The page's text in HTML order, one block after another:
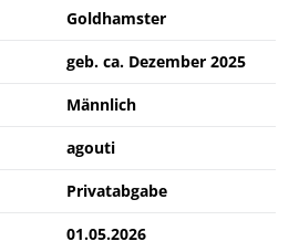
Goldhamster
geb. ca. Dezember 2025
Männlich
agouti
Privatabgabe
01.05.2026